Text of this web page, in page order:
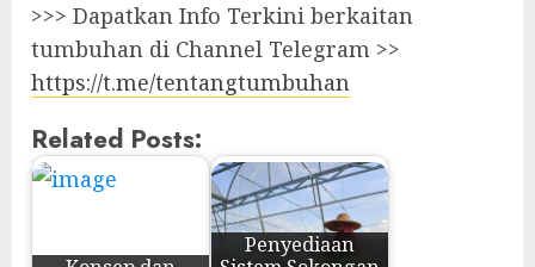
>>> Dapatkan Info Terkini berkaitan
tumbuhan di Channel Telegram >>
https://t.me/tentangtumbuhan
Related Posts:
Penyediaan